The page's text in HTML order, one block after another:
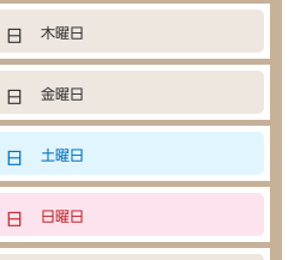
日 木曜日
日 金曜日
日 土曜日
日 日曜日